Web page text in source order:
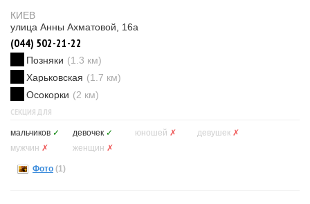
КИЕВ
улица Анны Ахматовой, 16а
(044) 502-21-22
Позняки (1.3 км)
Харьковская (1.7 км)
Осокорки (2 км)
СЕКЦИЯ ДЛЯ
мальчиков ✓ девочек ✓ юношей ✗ девушек ✗
мужчин ✗ женщин ✗
Фото (1)